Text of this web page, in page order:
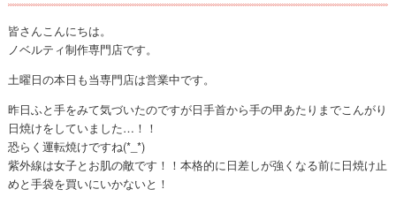
皆さんこんにちは。
ノベルティ制作専門店です。
土曜日の本日も当専門店は営業中です。
昨日ふと手をみて気づいたのですが日手首から手の甲あたりまでこんがり
日焼けをしていました…！！
恐らく運転焼けですね(*_*)
紫外線は女子とお肌の敵です！！本格的に日差しが強くなる前に日焼け止
めと手袋を買いにいかないと！